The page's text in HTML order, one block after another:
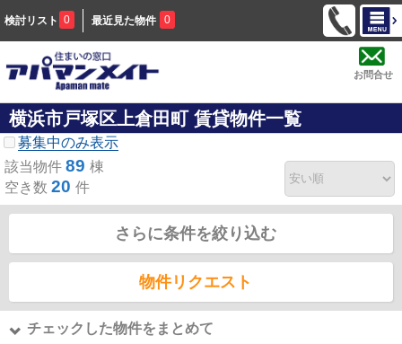
検討リスト 0 最近見た物件 0
お問合せ
横浜市戸塚区上倉田町 賃貸物件一覧
募集中のみ表示
該当物件 89 棟
空き数 20 件
さらに条件を絞り込む
物件リクエスト
チェックした物件をまとめて